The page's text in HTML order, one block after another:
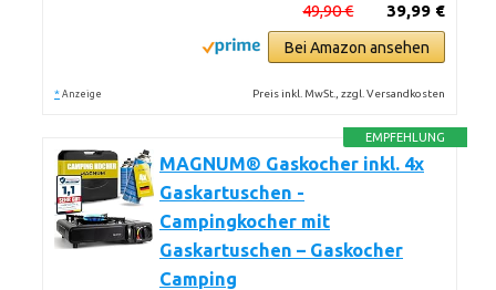
39,99 €
49,90 €
Bei Amazon ansehen
* Anzeige Preis inkl. MwSt., zzgl. Versandkosten
EMPFEHLUNG
MAGNUM® Gaskocher inkl. 4x
Gaskartuschen -
Campingkocher mit
Gaskartuschen – Gaskocher
Camping